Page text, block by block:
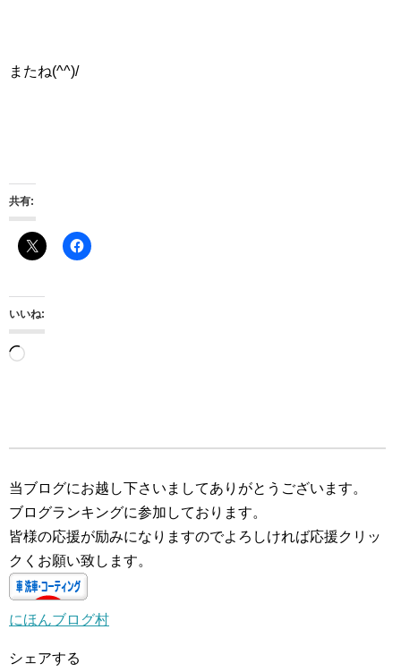
またね(^^)/
共有:
いいね:
読
中…
当ブログにお越し下さいましてありがとうございます。
ブログランキングに参加しております。
皆様の応援が励みになりますのでよろしければ応援クリッ
クくお願い致します。
にほんブログ村
シェアする